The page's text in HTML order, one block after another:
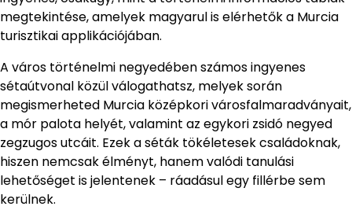
megtekintése, amelyek magyarul is elérhetők a Murcia
turisztikai applikációjában.
A város történelmi negyedében számos ingyenes
sétaútvonal közül válogathatsz, melyek során
megismerheted Murcia középkori városfalmaradványait,
a mór palota helyét, valamint az egykori zsidó negyed
zegzugos utcáit. Ezek a séták tökéletesek családoknak,
hiszen nemcsak élményt, hanem valódi tanulási
lehetőséget is jelentenek – ráadásul egy fillérbe sem
kerülnek.